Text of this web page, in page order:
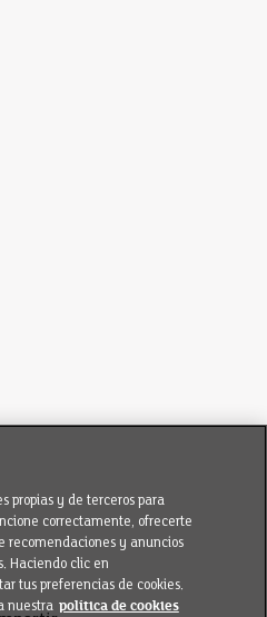
propias y de terceros para
correctamente, ofrecerte
recomendaciones y anuncios
Haciendo clic en
tus preferencias de cookies.
nuestra política de cookies